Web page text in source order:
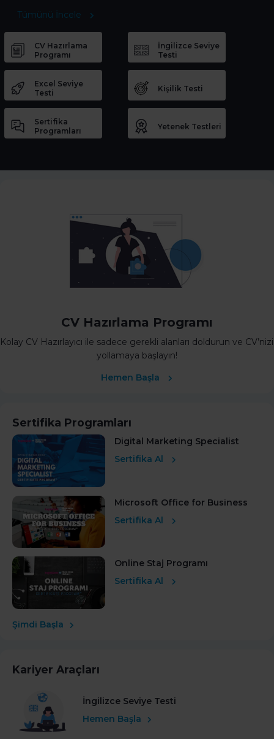
Tümünü İncele
CV Hazırlama
Programı
İngilizce Seviye
Testi
Excel Seviye
Testi
Kişilik Testi
Sertifika
Programları
Yetenek Testleri
CV Hazırlama Programı
Kolay CV Hazırlayıcı ile sadece gerekli alanları doldurun ve CV’nizi
yollamaya başlayın!
Hemen Başla
Sertifika Programları
Digital Marketing Specialist
Sertifika Al
Microsoft Office for Business
Sertifika Al
Online Staj Programı
Sertifika Al
Şimdi Başla
Kariyer Araçları
İngilizce Seviye Testi
Hemen Başla